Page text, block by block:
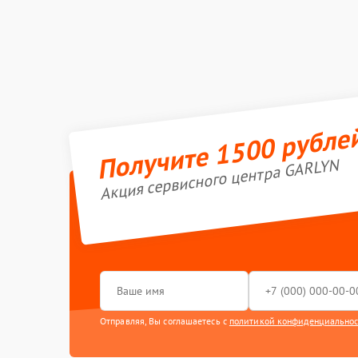
Получите 1500
Акция сервисного центра GARLYN
Отправляя, Вы соглашаетесь с политикой